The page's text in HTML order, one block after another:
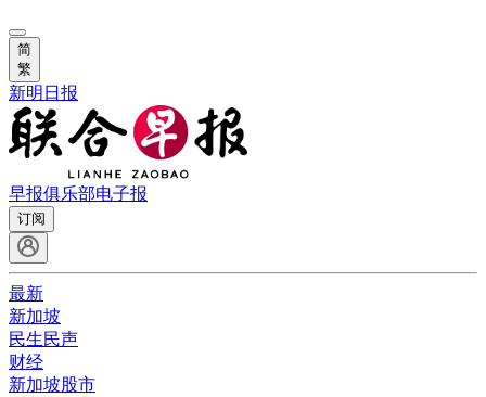
简
繁
新明日报
早报俱乐部电子报
订阅
最新
新加坡
民生民声
财经
新加坡股市